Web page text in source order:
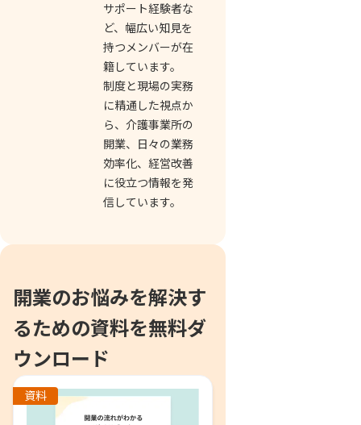
サポート経験者な
ど、幅広い知見を
持つメンバーが在
籍しています。
制度と現場の実務
に精通した視点か
ら、介護事業所の
開業、日々の業務
効率化、経営改善
に役立つ情報を発
信しています。
開業のお悩みを解決す
るための資料を無料ダ
ウンロード
資料